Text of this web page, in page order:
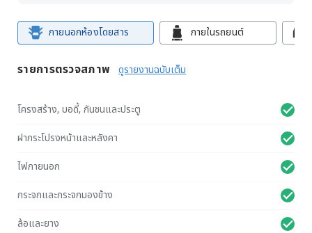
ภายนอกห้องโดยสาร ภายในรถยนต์
รายการตรวจสภาพ ดูรายงานฉบับเต็ม
โครงสร้าง, บอดี้, กันชนและประตู
ฝากระโปรงหน้าและหลังคา
ไฟภายนอก
กระจกและกระจกมองข้าง
ล้อและยาง